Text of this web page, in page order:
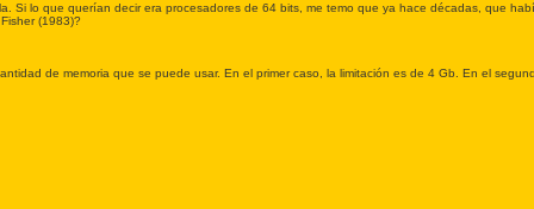
lo que querían decir era procesadores de 64 bits, me temo que ya hace décadas, que
(1983)?
de memoria que se puede usar. En el primer caso, la limitación es de 4 Gb. En el